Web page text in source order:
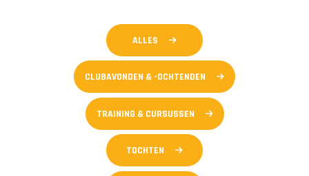
ALLES
CLUBAVONDEN & -OCHTENDEN
TRAINING & CURSUSSEN
TOCHTEN